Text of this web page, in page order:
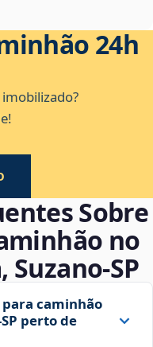
24h
Sobre
no
caminhão
perto de